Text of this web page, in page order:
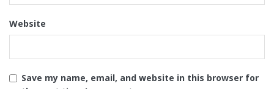
Website
Save my name, email, and website in this browser for